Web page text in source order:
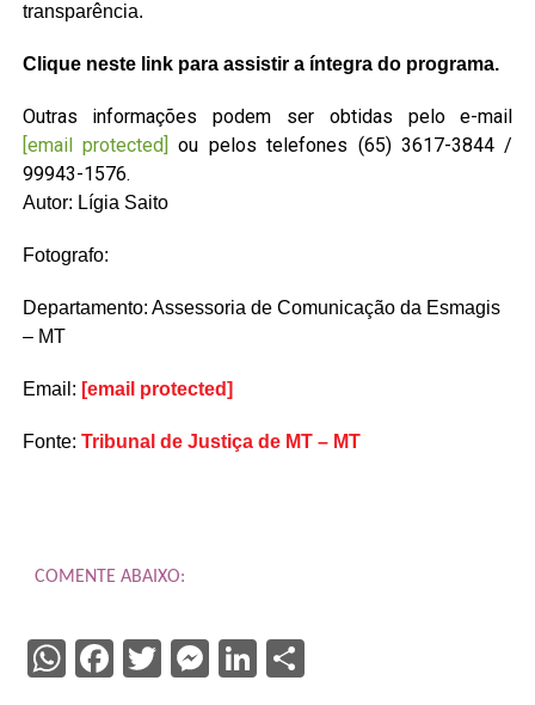
transparência.
Clique neste link para assistir a íntegra do programa.
Outras informações podem ser obtidas pelo e-mail
[email protected]
ou pelos telefones (65) 3617-3844 /
99943-1576.
Autor: Lígia Saito
Fotografo:
Departamento: Assessoria de Comunicação da Esmagis
– MT
Email: [email protected]
Fonte: Tribunal de Justiça de MT – MT
COMENTE ABAIXO:
WhatsApp
Facebook
TwitterMessenger
LinkedIn